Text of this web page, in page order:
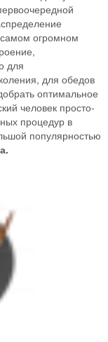
огромном
для
для обедов
оптимальное
человек просто-
процедур в
популярностью